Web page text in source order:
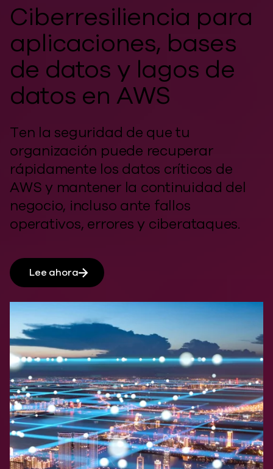
Ciberresiliencia para
aplicaciones, bases
de datos y lagos de
datos en AWS
Ten la seguridad de que tu
organización puede recuperar
rápidamente los datos críticos de
AWS y mantener la continuidad del
negocio, incluso ante fallos
operativos, errores y ciberataques.
Lee ahora